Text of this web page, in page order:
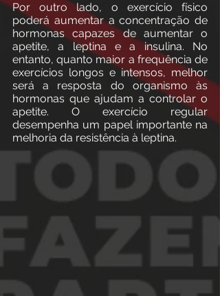
Por outro lado, o exercício físico
poderá aumentar a concentração de
hormonas capazes de aumentar o
apetite, a leptina e a insulina. No
entanto, quanto maior a frequência de
exercícios longos e intensos, melhor
será a resposta do organismo às
hormonas que ajudam a controlar o
apetite. O exercício regular
desempenha um papel importante na
melhoria da resistência à leptina.